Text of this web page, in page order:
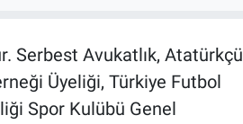
Serbest Avukatlık, Atatürkçü
Üyeliği, Türkiye Futbol
Spor Kulübü Genel